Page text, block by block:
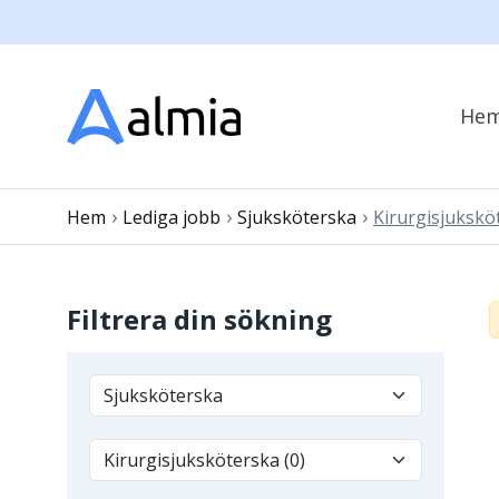
Hem › Lediga jobb › Sjuksköterska ›
Filtrera din sökning